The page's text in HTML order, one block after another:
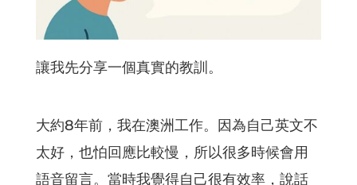
讓我先分享一個真實的教訓。
大約8年前，我在澳洲工作。因為自己英文不
太好，也怕回應比較慢，所以很多時候會用
語音留言。當時我覺得自己很有效率，說話